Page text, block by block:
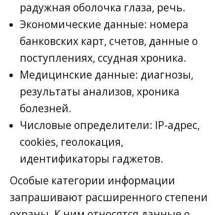
радужная оболочка глаза, речь.
Экономические данные: номера
банковских карт, счетов, данные о
поступлениях, ссудная хроника.
Медицинские данные: диагнозы,
результаты анализов, хроника
болезней.
Числовые определители: IP-адрес,
cookies, геолокация,
идентификаторы гаджетов.
Особые категории информации
запрашивают расширенного степени